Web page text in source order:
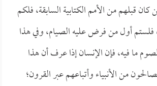
قبلهم من الأمم الكتابية السابقة، فلكم
فلستم أول من فرض عليه الصيام، وفي هذا
ما فيه، فإن الإنسان إذا عرف أن هذا
من الأنبياء وأتباعهم عبر القرون؛